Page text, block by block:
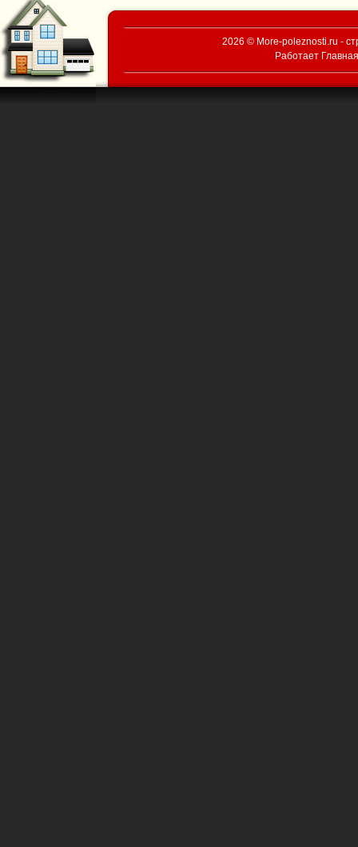
2026 © More-poleznosti.ru -
Работает